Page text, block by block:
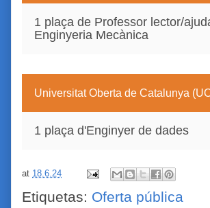
1 plaça de Professor lector/
Enginyeria Mecànica
Universitat Oberta de Catalunya
1 plaça d'Enginyer de dades
at 18.6.24
Etiquetas: Oferta pública